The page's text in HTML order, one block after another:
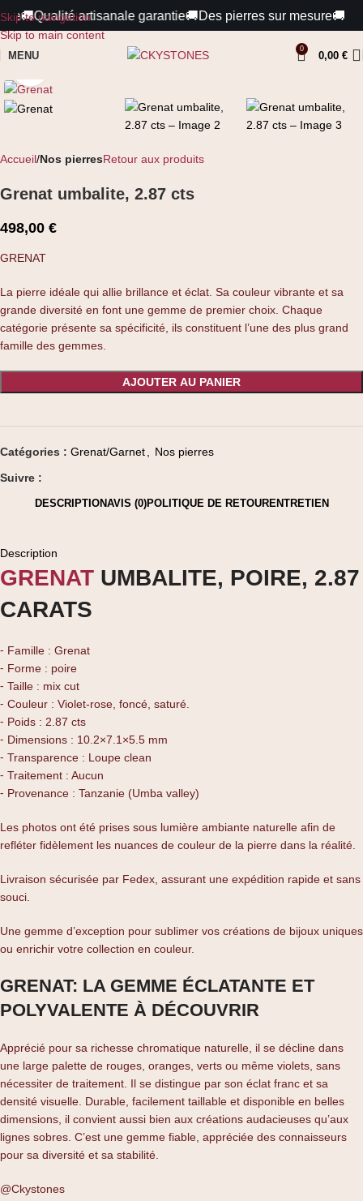
Skip to navigation
Skip to main content
🚚Qualité artisanale garantie🚚Des pierres sur mesure🚚
MENU
0
0,00 €
Accueil Nos pierresRetour aux produits
Grenat umbalite, 2.87 cts
498,00 €
GRENAT
La pierre idéale qui allie brillance et éclat. Sa couleur vibrante et sa
grande diversité en font une gemme de premier choix. Chaque
catégorie présente sa spécificité, ils constituent l’une des plus grand
famille des gemmes.
AJOUTER AU PANIER
Catégories : Grenat/Garnet, Nos pierres
Suivre :
DESCRIPTIONAVIS (0)POLITIQUE DE RETOURENTRETIEN
Description
GRENAT UMBALITE, POIRE, 2.87
CARATS
⁃ Famille : Grenat
⁃ Forme : poire
⁃ Taille : mix cut
⁃ Couleur : Violet-rose, foncé, saturé.
⁃ Poids : 2.87 cts
⁃ Dimensions : 10.2×7.1×5.5 mm
⁃ Transparence : Loupe clean
⁃ Traitement : Aucun
⁃ Provenance : Tanzanie (Umba valley)
Les photos ont été prises sous lumière ambiante naturelle afin de
refléter fidèlement les nuances de couleur de la pierre dans la réalité.
Livraison sécurisée par Fedex, assurant une expédition rapide et sans
souci.
Une gemme d’exception pour sublimer vos créations de bijoux uniques
ou enrichir votre collection en couleur.
GRENAT: LA GEMME ÉCLATANTE ET
POLYVALENTE À DÉCOUVRIR
Apprécié pour sa richesse chromatique naturelle, il se décline dans
une large palette de rouges, oranges, verts ou même violets, sans
nécessiter de traitement. Il se distingue par son éclat franc et sa
densité visuelle. Durable, facilement taillable et disponible en belles
dimensions, il convient aussi bien aux créations audacieuses qu’aux
lignes sobres. C’est une gemme fiable, appréciée des connaisseurs
pour sa diversité et sa stabilité.
@Ckystones